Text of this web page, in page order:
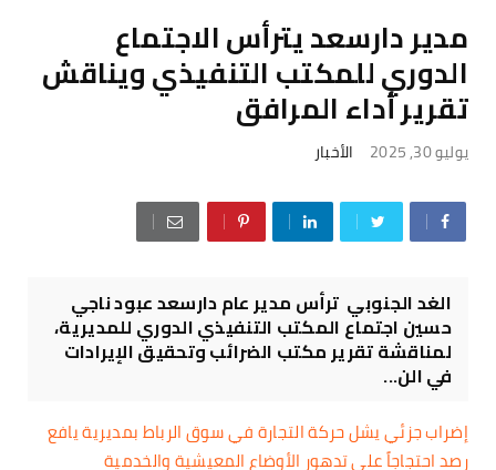
مدير دارسعد يترأس الاجتماع
الدوري للمكتب التنفيذي ويناقش
تقرير أداء المرافق
يوليو 30, 2025 الأخبار
الغد الجنوبي ترأس مدير عام دارسعد عبود ناجي
حسين اجتماع المكتب التنفيذي الدوري للمديرية،
لمناقشة تقرير مكتب الضرائب وتحقيق الإيرادات
في الن...
إضراب جزئي يشل حركة التجارة في سوق الرباط بمديرية يافع
رصد احتجاجاً على تدهور الأوضاع المعيشية والخدمية